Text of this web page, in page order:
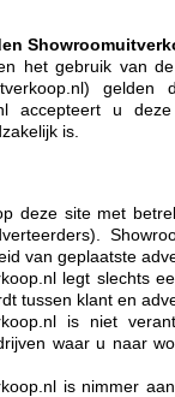
het gebruik van
accepteert u
is.
deze site met
van geplaatste
legt slechts
tussen klant en
is niet
waar u naar
is nimmer